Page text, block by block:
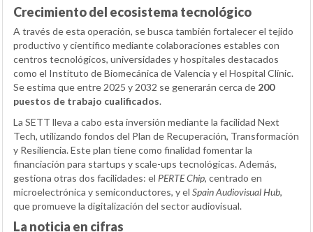
Crecimiento del ecosistema tecnológico
A través de esta operación, se busca también fortalecer el tejido
productivo y científico mediante colaboraciones estables con
centros tecnológicos, universidades y hospitales destacados
como el Instituto de Biomecánica de Valencia y el Hospital Clínic.
Se estima que entre 2025 y 2032 se generarán cerca de 200
puestos de trabajo cualificados.
La SETT lleva a cabo esta inversión mediante la facilidad Next
Tech, utilizando fondos del Plan de Recuperación, Transformación
y Resiliencia. Este plan tiene como finalidad fomentar la
financiación para startups y scale-ups tecnológicas. Además,
gestiona otras dos facilidades: el PERTE Chip, centrado en
microelectrónica y semiconductores, y el Spain Audiovisual Hub,
que promueve la digitalización del sector audiovisual.
La noticia en cifras